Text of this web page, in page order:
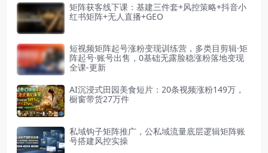
矩阵获客线下课：基建三件套+风控策略+抖音小
红书矩阵+无人直播+GEO
短视频矩阵起号涨粉变现训练营，多类目剪辑·矩
阵起号·账号出售，0基础无露脸稳涨粉落地变现
全课-更新
AI沉浸式田园美食短片：20条视频涨粉149万，
橱窗带货27万件
私域钩子矩阵推广，公私域流量底层逻辑矩阵账
号搭建风控实操